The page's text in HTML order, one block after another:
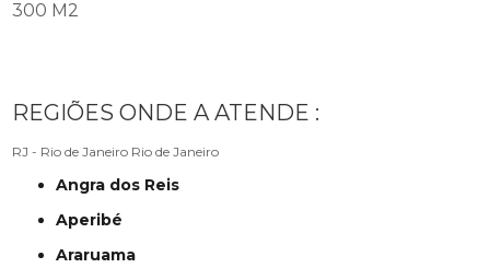
300 M2
REGIÕES ONDE A ATENDE :
RJ - Rio de Janeiro Rio de Janeiro
Angra dos Reis
Aperibé
Araruama